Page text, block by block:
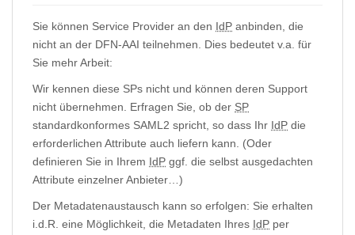
Sie können Service Provider an den IdP anbinden, die
nicht an der DFN-AAI teilnehmen. Dies bedeutet v.a. für
Sie mehr Arbeit:
Wir kennen diese SPs nicht und können deren Support
nicht übernehmen. Erfragen Sie, ob der SP
standardkonformes SAML2 spricht, so dass Ihr IdP die
erforderlichen Attribute auch liefern kann. (Oder
definieren Sie in Ihrem IdP ggf. die selbst ausgedachten
Attribute einzelner Anbieter…)
Der Metadatenaustausch kann so erfolgen: Sie erhalten
i.d.R. eine Möglichkeit, die Metadaten Ihres IdP per